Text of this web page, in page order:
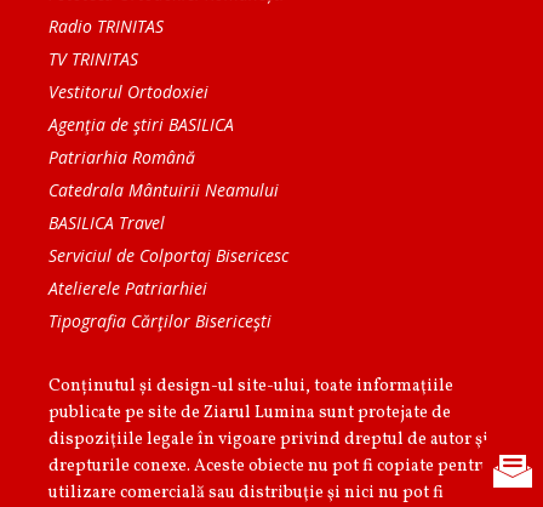
Radio TRINITAS
TV TRINITAS
Vestitorul Ortodoxiei
Agenţia de ştiri BASILICA
Patriarhia Română
Catedrala Mântuirii Neamului
BASILICA Travel
Serviciul de Colportaj Bisericesc
Atelierele Patriarhiei
Tipografia Cărţilor Bisericeşti
Conținutul și design-ul site-ului, toate informaţiile
publicate pe site de Ziarul Lumina sunt protejate de
dispoziţiile legale în vigoare privind dreptul de autor şi
drepturile conexe. Aceste obiecte nu pot fi copiate pentru
utilizare comercială sau distribuţie şi nici nu pot fi